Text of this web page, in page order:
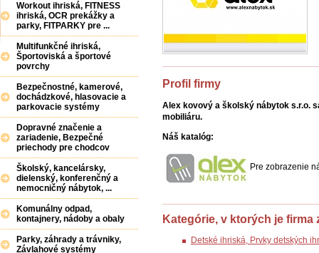
Profil firmy
Alex kovový a školský nábytok s.r.o.
mobiliáru.
Náš katalóg:
Pre zobrazenie
Kategórie, v ktorých je firma
Detské ihriská, Prvky detských
Workout ihriská, FITNESS
ihriská, OCR prekážky a
parky, FITPARKY pre ...
Multifunkčné ihriská,
Športoviská a športové
povrchy
Bezpečnostné, kamerové,
dochádzkové, hlasovacie a
parkovacie systémy
Dopravné značenie a
zariadenie, Bezpečné
priechody pre chodcov
Školský, kancelársky,
dielenský, konferenčný a
nemocničný nábytok, ...
Komunálny odpad,
kontajnery, nádoby a obaly
Parky, záhrady a trávniky,
Závlahové systémy